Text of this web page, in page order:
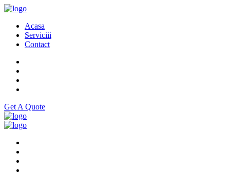
Acasa
Serviciii
Contact
Get A Quote